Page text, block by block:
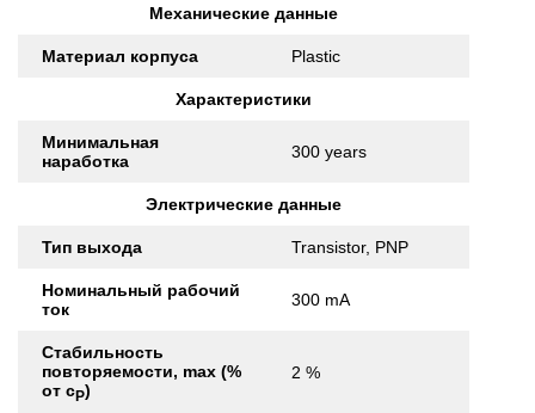
Механические данные
Материал корпуса Plastic
Характеристики
Минимальная
наработка
300 years
Электрические данные
Тип выхода Transistor, PNP
Номинальный рабочий
ток
300 mA
Стабильность
повторяемости, max (%
от сР)
2 %